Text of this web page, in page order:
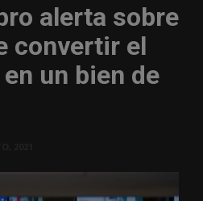
alerta sobre
convertir el
un bien de